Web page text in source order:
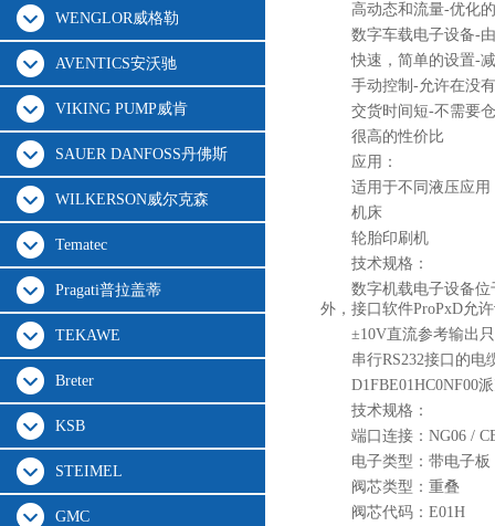
WENGLOR威格勒
AVENTICS安沃驰
VIKING PUMP威肯
SAUER DANFOSS丹佛斯
WILKERSON威尔克森
Tematec
Pragati普拉盖蒂
TEKAWE
Breter
KSB
STEIMEL
GMC
高动态和流量-优化
数字车载电子设备-
快速，简单的设置-
手动控制-允许在没
交货时间短-不需要
很高的性价比
应用：
适用于不同液压应用
机床
轮胎印刷机
技术规格：
数字机载电子设备
外，接口软件ProPxD允
±10V直流参考输出
串行RS232接口的
D1FBE01HC0NF00
技术规格：
端口连接：NG06 /
电子类型：带电子板
阀芯类型：重叠
阀芯代码：E01H